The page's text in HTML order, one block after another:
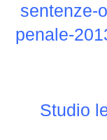
sentenze-
penale-
Studio